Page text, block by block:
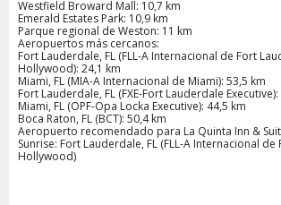
Westfield Broward Mall: 10,7 km
Emerald Estates Park: 10,9 km
Parque regional de Weston: 11 km
Aeropuertos más cercanos:
Fort Lauderdale, FL (FLL-A Internacional de Fort
Hollywood): 24,1 km
Miami, FL (MIA-A Internacional de Miami): 53,5 km
Fort Lauderdale, FL (FXE-Fort Lauderdale
Miami, FL (OPF-Opa Locka Executive): 44,5 km
Boca Raton, FL (BCT): 50,4 km
Aeropuerto recomendado para La Quinta Inn &
Sunrise: Fort Lauderdale, FL (FLL-A Internacional
Hollywood)